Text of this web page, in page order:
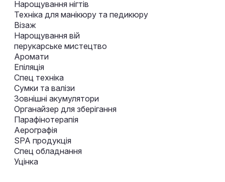
Нарощування нігтів
Техніка для манікюру та педикюру
Візаж
Нарощування вій
перукарське мистецтво
Аромати
Епіляція
Спец техніка
Сумки та валізи
Зовнішні акумулятори
Органайзер для зберігання
Парафінотерапія
Аерографія
SPA продукція
Спец обладнання
Уцінка